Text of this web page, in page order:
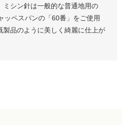
ミシン針は一般的な普通地用の
ッペスパンの「60番」をご使用
製品のように美しく綺麗に仕上が